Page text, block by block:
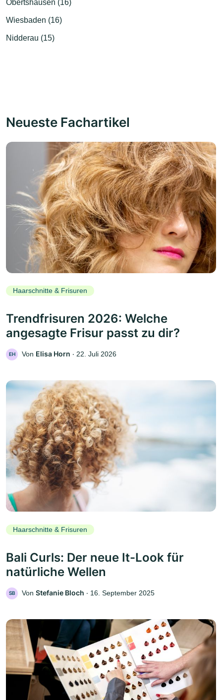
Obertshausen (16)
Wiesbaden (16)
Nidderau (15)
Neueste Fachartikel
Haarschnitte & Frisuren
Trendfrisuren 2026: Welche
angesagte Frisur passt zu dir?
EH Von Elisa Horn ‧ 22. Juli 2026
Haarschnitte & Frisuren
Bali Curls: Der neue It-Look für
natürliche Wellen
SB Von Stefanie Bloch ‧ 16. September 2025